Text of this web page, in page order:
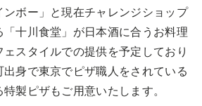
ボー」と現在チャレンジショップ
「十川食堂」が日本酒に合うお料理
スタイルでの提供を予定しており
出身で東京でピザ職人をされている
製ピザもご用意いたします。